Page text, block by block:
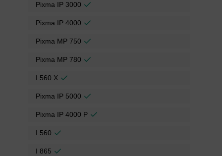
Pixma IP 3000
Pixma IP 4000
Pixma MP 750
Pixma MP 780
I 560 X
Pixma IP 5000
Pixma IP 4000 P
I 560
I 865